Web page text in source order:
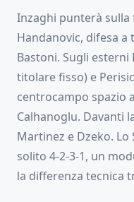
Inzaghi punterà sulla
Handanovic, difesa a
Bastoni. Sugli
titolare fisso) e
centrocampo spazio
Calhanoglu. Davanti
Martinez e Dzeko.
solito 4-2-3-1, un
la differenza tecnica